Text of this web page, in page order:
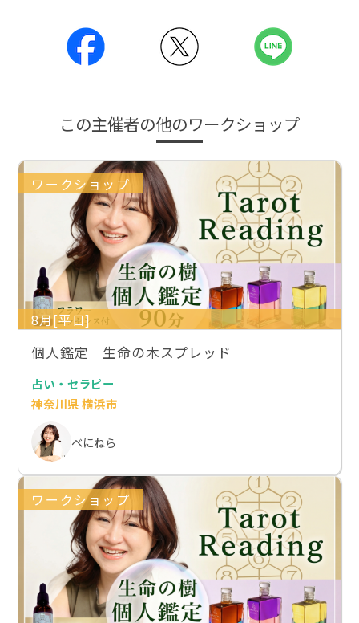
この主催者の他のワークショップ
ワークショップ
8月[平日]
個人鑑定 生命の木スプレッド
占い・セラピー
神奈川県 横浜市
べにねら
ワークショップ